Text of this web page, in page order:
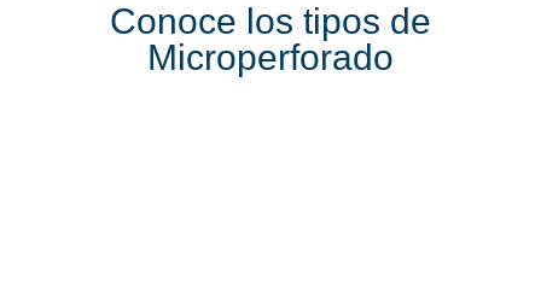
Conoce los tipos de
Microperforado